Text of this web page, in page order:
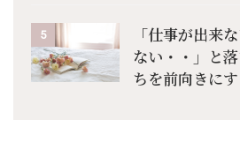
5
「仕事が出来
ない・・」と
ちを前向きに